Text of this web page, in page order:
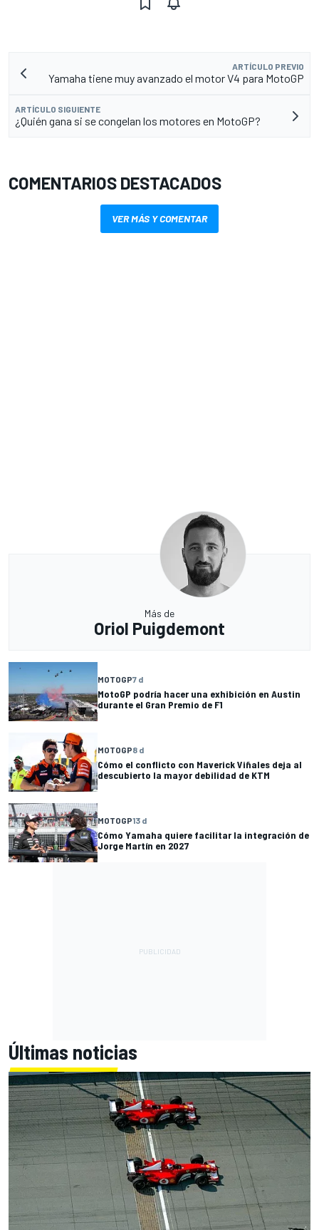
ARTÍCULO PREVIO
Yamaha tiene muy avanzado el motor V4 para MotoGP
ARTÍCULO SIGUIENTE
¿Quién gana si se congelan los motores en MotoGP?
COMENTARIOS DESTACADOS
VER MÁS Y COMENTAR
Más de
Oriol Puigdemont
MOTOGP7 d
MotoGP podría hacer una exhibición en Austin
durante el Gran Premio de F1
MOTOGP8 d
Cómo el conflicto con Maverick Viñales deja al
descubierto la mayor debilidad de KTM
MOTOGP13 d
Cómo Yamaha quiere facilitar la integración de
Jorge Martín en 2027
Últimas noticias